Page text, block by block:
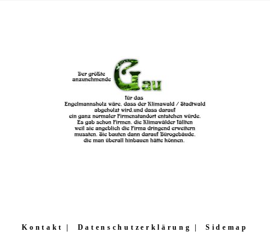
Kontakt Datenschutzerklärung Sidemap